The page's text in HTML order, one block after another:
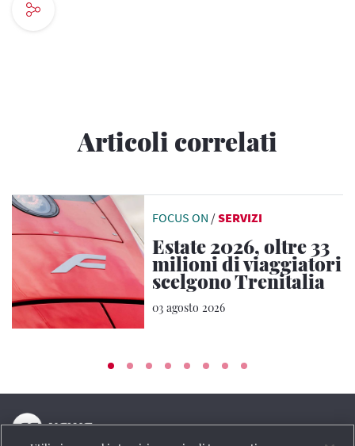
Articoli correlati
FOCUS ON /SERVIZI
Estate 2026, oltre 33
milioni di viaggiatori
scelgono Trenitalia
03 agosto 2026